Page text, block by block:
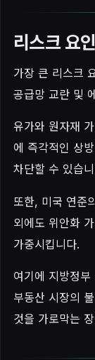
리스크 요인
가장 큰 리스크
공급망 교란 및
유가와 원자재
에 즉각적인 상
차단할 수 있습
또한, 미국 연준
외에도 위안화
가중시킵니다.
여기에 지방정
부동산 시장의
것을 가로막는